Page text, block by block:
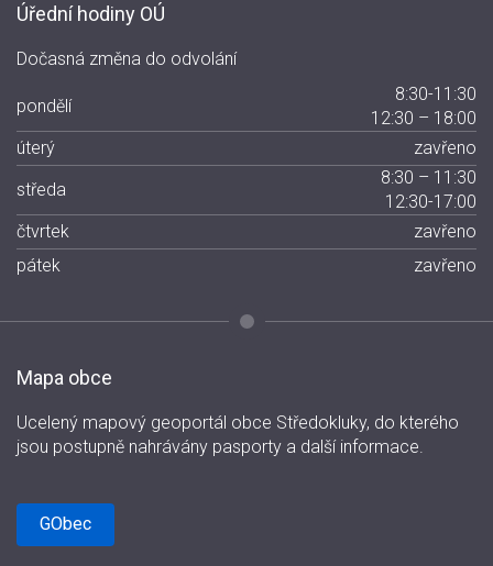
Úřední hodiny OÚ
Dočasná změna do odvolání
pondělí
8:30-11:30
12:30 – 18:00
úterý
zavřeno
středa
8:30 – 11:30
12:30-17:00
čtvrtek
zavřeno
pátek
zavřeno
Mapa obce
Ucelený mapový geoportál obce Středokluky, do kterého
jsou postupně nahrávány pasporty a další informace.
GObec